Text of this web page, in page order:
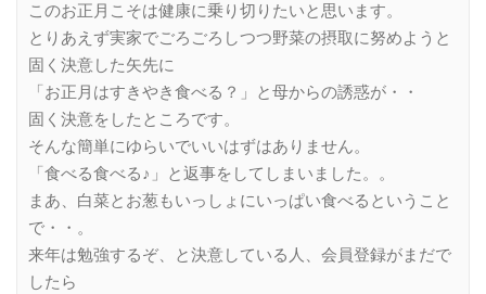
このお正月こそは健康に乗り切りたいと思います。
とりあえず実家でごろごろしつつ野菜の摂取に努めようと
固く決意した矢先に
「お正月はすきやき食べる？」と母からの誘惑が・・
固く決意をしたところです。
そんな簡単にゆらいでいいはずはありません。
「食べる食べる♪」と返事をしてしまいました。。
まあ、白菜とお葱もいっしょにいっぱい食べるということ
で・・。
来年は勉強するぞ、と決意している人、会員登録がまだで
したら